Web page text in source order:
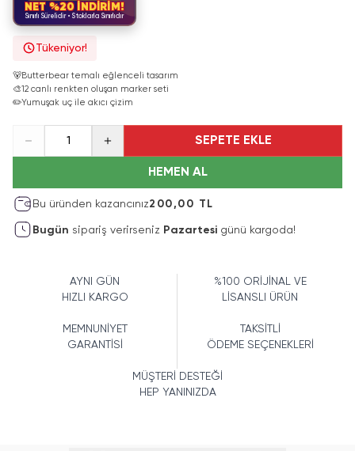
NET %20 İNDİRİM!
Sınırlı Sürelidir • Stoklarla Sınırlıdır
Tükeniyor!
🐻Butterbear temalı eğlenceli tasarım
🎨12 canlı renkten oluşan marker seti
✏️Yumuşak uç ile akıcı çizim
1 SEPETE EKLE
HEMEN AL
Bu üründen kazancınız200,00 TL
Bugün sipariş verirseniz Pazartesi günü kargoda!
AYNI GÜN
HIZLI KARGO
%100 ORİJİNAL VE
LİSANSLI ÜRÜN
MEMNUNİYET
GARANTİSİ
TAKSİTLİ
ÖDEME SEÇENEKLERİ
MÜŞTERİ DESTEĞİ
HEP YANINIZDA